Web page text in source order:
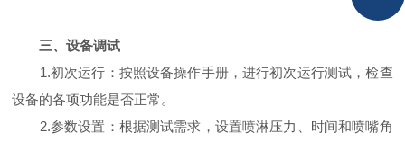
三、设备调试
1.初次运行：按照设备操作手册，进行初次运行测试，检查
设备的各项功能是否正常。
2.参数设置：根据测试需求，设置喷淋压力、时间和喷嘴角